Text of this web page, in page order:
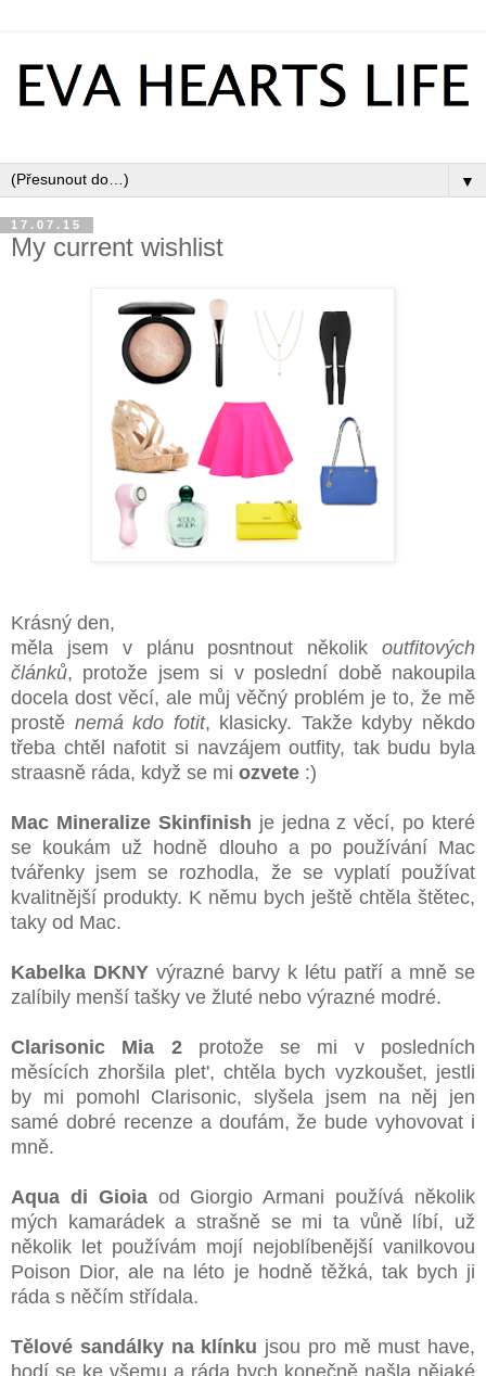
▼
17.07.15
My current wishlist
Krásný den,
měla jsem v plánu posntnout několik outfitových
článků, protože jsem si v poslední době nakoupila
docela dost věcí, ale můj věčný problém je to, že mě
prostě nemá kdo fotit, klasicky. Takže kdyby někdo
třeba chtěl nafotit si navzájem outfity, tak budu byla
straasně ráda, když se mi ozvete :)
Mac Mineralize Skinfinish je jedna z věcí, po které
se koukám už hodně dlouho a po používání Mac
tvářenky jsem se rozhodla, že se vyplatí používat
kvalitnější produkty. K němu bych ještě chtěla štětec,
taky od Mac.
Kabelka DKNY výrazné barvy k létu patří a mně se
zalíbily menší tašky ve žluté nebo výrazné modré.
Clarisonic Mia 2 protože se mi v posledních
měsících zhoršila plet', chtěla bych vyzkoušet, jestli
by mi pomohl Clarisonic, slyšela jsem na něj jen
samé dobré recenze a doufám, že bude vyhovovat i
mně.
Aqua di Gioia od Giorgio Armani používá několik
mých kamarádek a strašně se mi ta vůně líbí, už
několik let používám mojí nejoblíbenější vanilkovou
Poison Dior, ale na léto je hodně těžká, tak bych ji
ráda s něčím střídala.
Tělové sandálky na klínku jsou pro mě must have,